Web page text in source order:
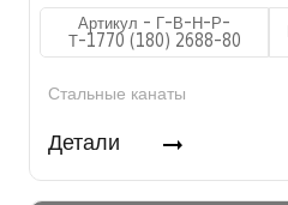
Артикул - Г-В-Н-Р-
Т-1770 (180) 2688-80
Стальные канаты
Детали